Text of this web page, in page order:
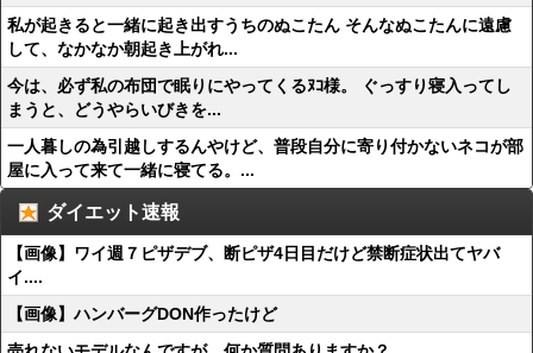
私が起きると一緒に起き出すうちのぬこたん そんなぬこたんに遠慮
して、なかなか朝起き上がれ...
今は、必ず私の布団で眠りにやってくるﾇｺ様。 ぐっすり寝入ってし
まうと、どうやらいびきを...
一人暮しの為引越しするんやけど、普段自分に寄り付かないネコが部
屋に入って来て一緒に寝てる。...
ダイエット速報
【画像】ワイ週７ピザデブ、断ピザ4日目だけど禁断症状出てヤバ
イ....
【画像】ハンバーグDON作ったけど